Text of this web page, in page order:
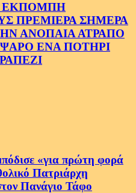
ΕΚΠΟΜΠΗ
ΠΡΕΜΙΕΡΑ ΣΗΜΕΡΑ
ΑΝΟΠΑΙΑ ΑΤΡΑΠΟ
ΕΝΑ ΠΟΤΗΡΙ
«για πρώτη φορά
Πατριάρχη
Πανάγιο Τάφο